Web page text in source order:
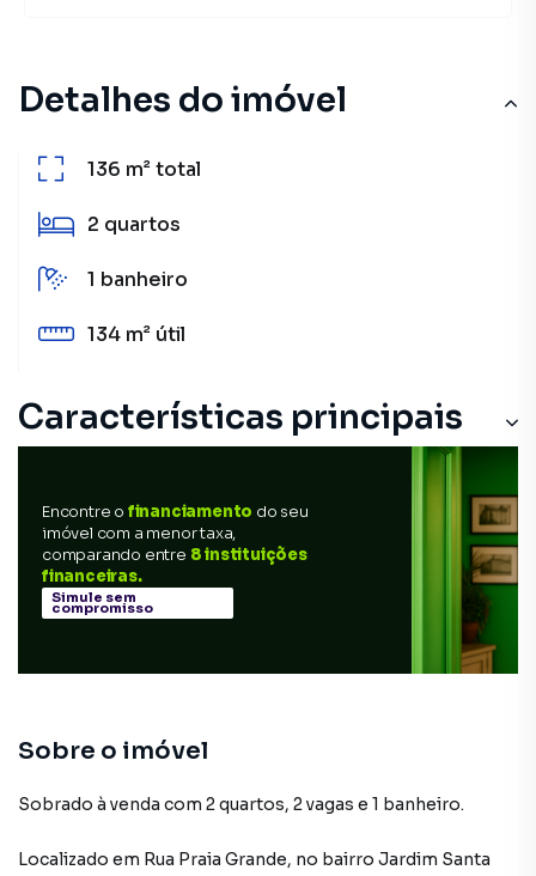
Detalhes do imóvel
136 m²total
2 quartos
1 banheiro
134 m² útil
Características principais
Encontre o financiamento do seu
imóvel com a menor taxa,
comparando entre 8 instituições
financeiras.
Simule sem
compromisso
Sobre o imóvel
Sobrado à venda com 2 quartos, 2 vagas e 1 banheiro.
Localizado em Rua Praia Grande, no bairro Jardim Santa